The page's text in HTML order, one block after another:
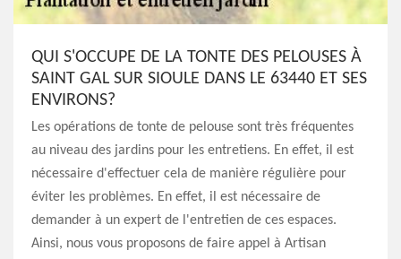
QUI S'OCCUPE DE LA TONTE DES PELOUSES À
SAINT GAL SUR SIOULE DANS LE 63440 ET SES
ENVIRONS?
Les opérations de tonte de pelouse sont très fréquentes
au niveau des jardins pour les entretiens. En effet, il est
nécessaire d'effectuer cela de manière régulière pour
éviter les problèmes. En effet, il est nécessaire de
demander à un expert de l'entretien de ces espaces.
Ainsi, nous vous proposons de faire appel à Artisan